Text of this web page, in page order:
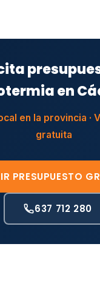
en
en la provincia ·
gratuita
PRESUPUESTO
637 712 280